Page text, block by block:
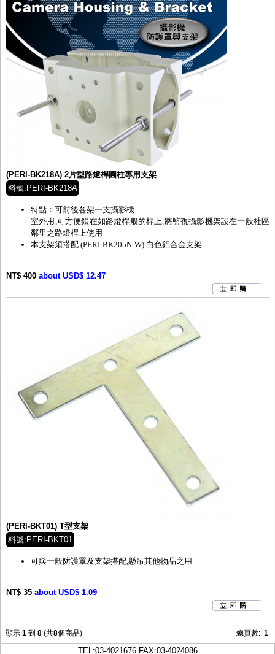
(PERI-BK218A) 2片型路燈桿圓柱專用支架
料號:PERI-BK218A
特點：可前後各架一支攝影機
室外用,可方便鎖在如路燈桿般的桿上,將監視攝影機架設在一般社區
鄰里之路燈桿上使用
本支架須搭配 (PERI-BK205N-W) 白色鋁合金支架
NT$ 400 about USD$ 12.47
(PERI-BKT01) T型支架
料號:PERI-BKT01
可與一般防護罩及支架搭配,懸吊其他物品之用
NT$ 35 about USD$ 1.09
顯示 1 到 8 (共8個商品) 總頁數: 1
TEL:03-4021676FAX:03-4024086